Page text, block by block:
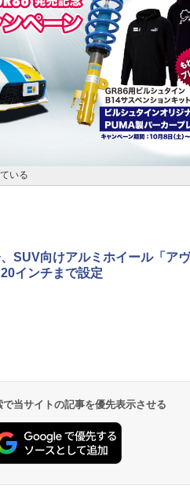
いる
SUV向けアルミホイール「ア
インチまで設定
当サイトの記事を優先表示させる